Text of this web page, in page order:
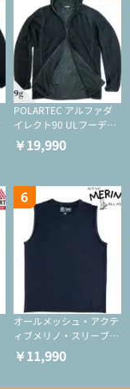
POLARTEC アルファダ
イレクト90 ULフーディ
（アクティブインサレー
ション/ミドルレイヤー/
￥19,990
6
オールメッシュ・アクテ
ィブメリノ・スリーブレ
ス
￥11,990